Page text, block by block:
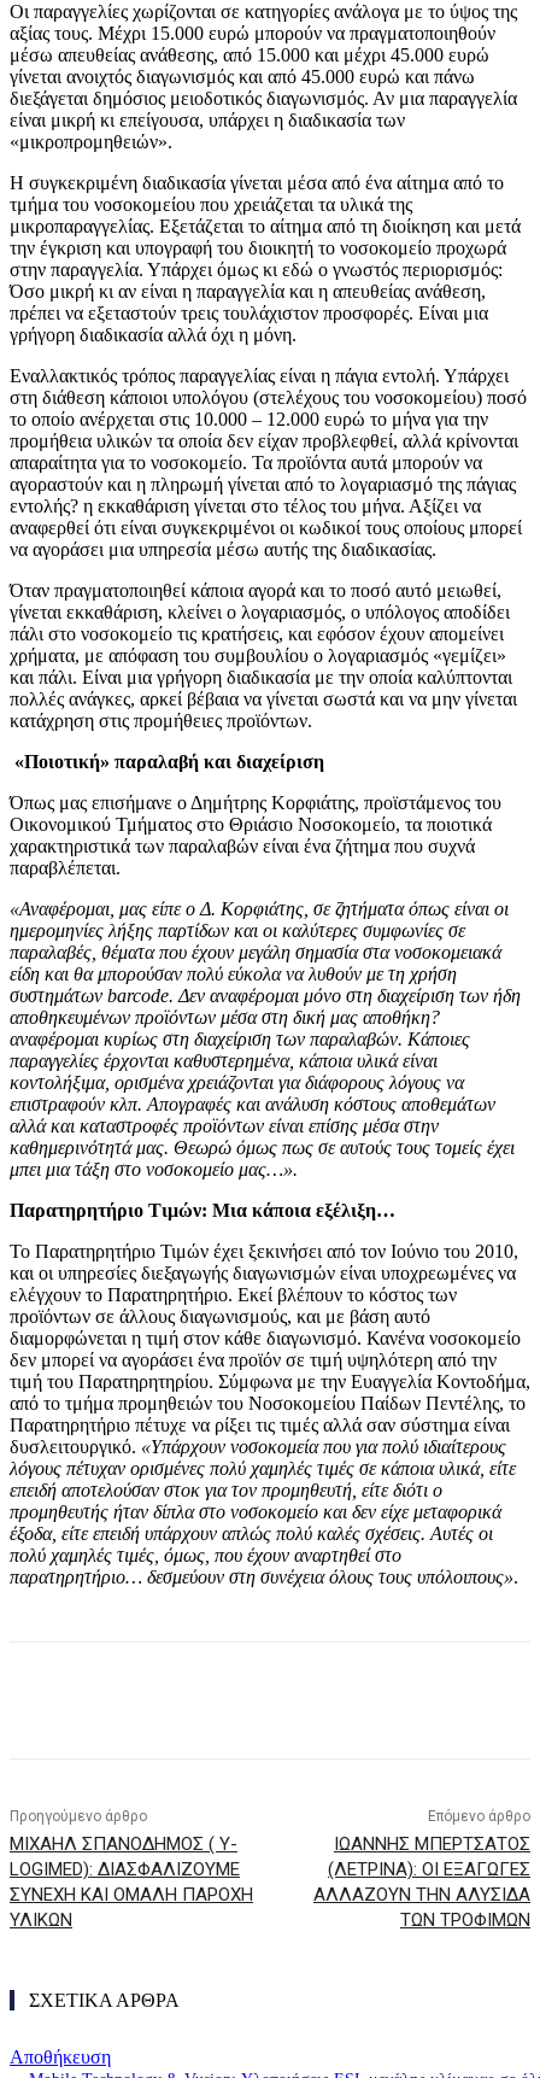
Οι παραγγελίες χωρίζονται σε κατηγορίες ανάλογα με το ύψος της
αξίας τους. Μέχρι 15.000 ευρώ μπορούν να πραγματοποιηθούν
μέσω απευθείας ανάθεσης, από 15.000 και μέχρι 45.000 ευρώ
γίνεται ανοιχτός διαγωνισμός και από 45.000 ευρώ και πάνω
διεξάγεται δημόσιος μειοδοτικός διαγωνισμός. Αν μια παραγγελία
είναι μικρή κι επείγουσα, υπάρχει η διαδικασία των
«μικροπρομηθειών».
Η συγκεκριμένη διαδικασία γίνεται μέσα από ένα αίτημα από το
τμήμα του νοσοκομείου που χρειάζεται τα υλικά της
μικροπαραγγελίας. Εξετάζεται το αίτημα από τη διοίκηση και μετά
την έγκριση και υπογραφή του διοικητή το νοσοκομείο προχωρά
στην παραγγελία. Υπάρχει όμως κι εδώ ο γνωστός περιορισμός:
Όσο μικρή κι αν είναι η παραγγελία και η απευθείας ανάθεση,
πρέπει να εξεταστούν τρεις τουλάχιστον προσφορές. Είναι μια
γρήγορη διαδικασία αλλά όχι η μόνη.
Εναλλακτικός τρόπος παραγγελίας είναι η πάγια εντολή. Υπάρχει
στη διάθεση κάποιοι υπολόγου (στελέχους του νοσοκομείου) ποσό
το οποίο ανέρχεται στις 10.000 – 12.000 ευρώ το μήνα για την
προμήθεια υλικών τα οποία δεν είχαν προβλεφθεί, αλλά κρίνονται
απαραίτητα για το νοσοκομείο. Τα προϊόντα αυτά μπορούν να
αγοραστούν και η πληρωμή γίνεται από το λογαριασμό της πάγιας
εντολής? η εκκαθάριση γίνεται στο τέλος του μήνα. Αξίζει να
αναφερθεί ότι είναι συγκεκριμένοι οι κωδικοί τους οποίους μπορεί
να αγοράσει μια υπηρεσία μέσω αυτής της διαδικασίας.
Όταν πραγματοποιηθεί κάποια αγορά και το ποσό αυτό μειωθεί,
γίνεται εκκαθάριση, κλείνει ο λογαριασμός, ο υπόλογος αποδίδει
πάλι στο νοσοκομείο τις κρατήσεις, και εφόσον έχουν απομείνει
χρήματα, με απόφαση του συμβουλίου ο λογαριασμός «γεμίζει»
και πάλι. Είναι μια γρήγορη διαδικασία με την οποία καλύπτονται
πολλές ανάγκες, αρκεί βέβαια να γίνεται σωστά και να μην γίνεται
κατάχρηση στις προμήθειες προϊόντων.
«Ποιοτική» παραλαβή και διαχείριση
Όπως μας επισήμανε ο Δημήτρης Κορφιάτης, προϊστάμενος του
Οικονομικού Τμήματος στο Θριάσιο Νοσοκομείο, τα ποιοτικά
χαρακτηριστικά των παραλαβών είναι ένα ζήτημα που συχνά
παραβλέπεται.
«Αναφέρομαι, μας είπε ο Δ. Κορφιάτης, σε ζητήματα όπως είναι οι
ημερομηνίες λήξης παρτίδων και οι καλύτερες συμφωνίες σε
παραλαβές, θέματα που έχουν μεγάλη σημασία στα νοσοκομειακά
είδη και θα μπορούσαν πολύ εύκολα να λυθούν με τη χρήση
συστημάτων barcode. Δεν αναφέρομαι μόνο στη διαχείριση των ήδη
αποθηκευμένων προϊόντων μέσα στη δική μας αποθήκη?
αναφέρομαι κυρίως στη διαχείριση των παραλαβών. Κάποιες
παραγγελίες έρχονται καθυστερημένα, κάποια υλικά είναι
κοντολήξιμα, ορισμένα χρειάζονται για διάφορους λόγους να
επιστραφούν κλπ. Απογραφές και ανάλυση κόστους αποθεμάτων
αλλά και καταστροφές προϊόντων είναι επίσης μέσα στην
καθημερινότητά μας. Θεωρώ όμως πως σε αυτούς τους τομείς έχει
μπει μια τάξη στο νοσοκομείο μας…».
Παρατηρητήριο Τιμών: Μια κάποια εξέλιξη…
Το Παρατηρητήριο Τιμών έχει ξεκινήσει από τον Ιούνιο του 2010,
και οι υπηρεσίες διεξαγωγής διαγωνισμών είναι υποχρεωμένες να
ελέγχουν το Παρατηρητήριο. Εκεί βλέπουν το κόστος των
προϊόντων σε άλλους διαγωνισμούς, και με βάση αυτό
διαμορφώνεται η τιμή στον κάθε διαγωνισμό. Κανένα νοσοκομείο
δεν μπορεί να αγοράσει ένα προϊόν σε τιμή υψηλότερη από την
τιμή του Παρατηρητηρίου. Σύμφωνα με την Ευαγγελία Κοντοδήμα,
από το τμήμα προμηθειών του Νοσοκομείου Παίδων Πεντέλης, το
Παρατηρητήριο πέτυχε να ρίξει τις τιμές αλλά σαν σύστημα είναι
δυσλειτουργικό. «Υπάρχουν νοσοκομεία που για πολύ ιδιαίτερους
λόγους πέτυχαν ορισμένες πολύ χαμηλές τιμές σε κάποια υλικά, είτε
επειδή αποτελούσαν στοκ για τον προμηθευτή, είτε διότι ο
προμηθευτής ήταν δίπλα στο νοσοκομείο και δεν είχε μεταφορικά
έξοδα, είτε επειδή υπάρχουν απλώς πολύ καλές σχέσεις. Αυτές οι
πολύ χαμηλές τιμές, όμως, που έχουν αναρτηθεί στο
παρατηρητήριο… δεσμεύουν στη συνέχεια όλους τους υπόλοιπους».
Προηγούμενο άρθρο
ΜΙΧΑΗΛ ΣΠΑΝΟΔΗΜΟΣ ( Y-
LOGIMED): ΔΙΑΣΦΑΛΙΖΟΥΜΕ
ΣΥΝΕΧΗ ΚΑΙ ΟΜΑΛΗ ΠΑΡΟΧΗ
ΥΛΙΚΩΝ
Επόμενο άρθρο
ΙΩΑΝΝΗΣ ΜΠΕΡΤΣΑΤΟΣ
(ΛΕΤΡΙΝΑ): ΟΙ ΕΞΑΓΩΓΕΣ
ΑΛΛΑΖΟΥΝ ΤΗΝ ΑΛΥΣΙΔΑ
ΤΩΝ ΤΡΟΦΙΜΩΝ
ΣΧΕΤΙΚΑ ΑΡΘΡΑ
Αποθήκευση